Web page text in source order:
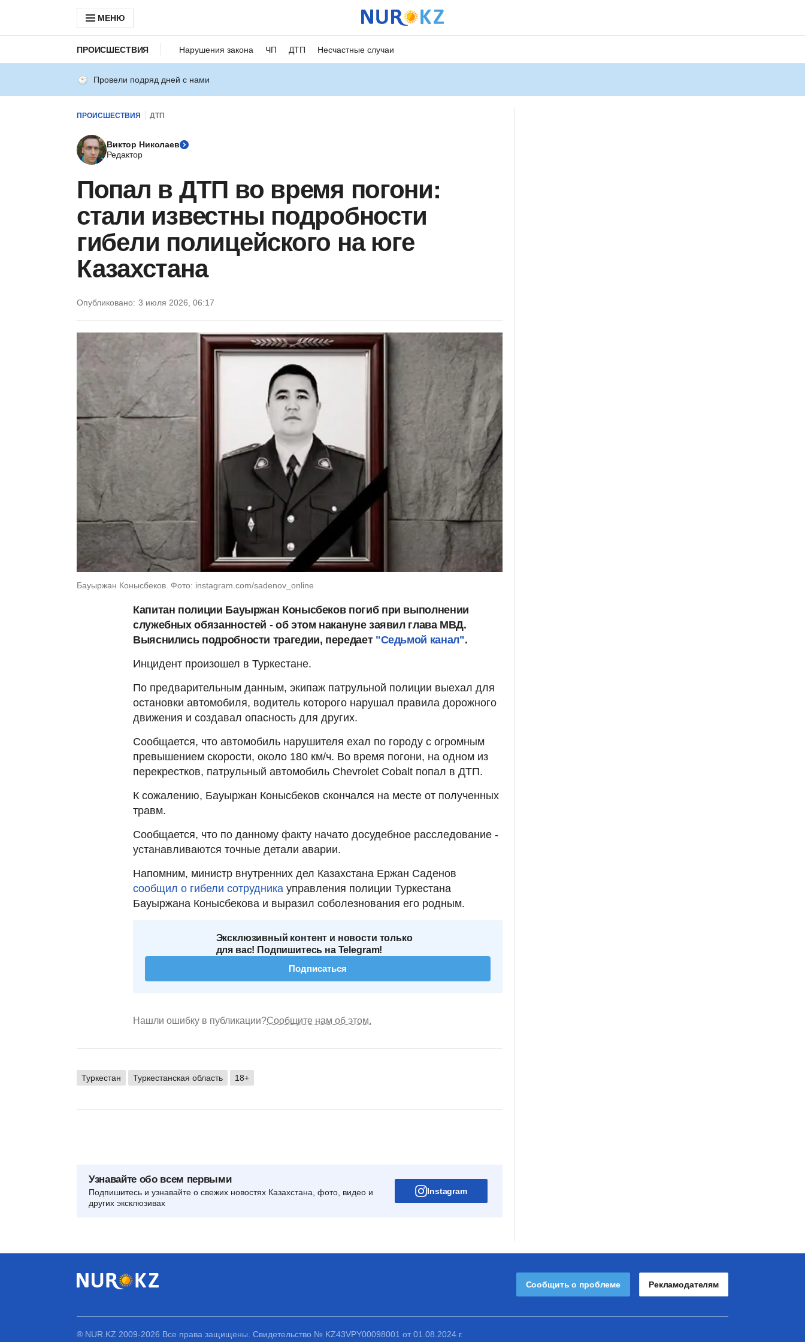
МЕНЮ
ПРОИСШЕСТВИЯ Нарушения закона ЧП ДТП Несчастные случаи
Провели подряд дней с нами
ПРОИСШЕСТВИЯ ДТП
Виктор Николаев
Редактор
Попал в ДТП во время погони:
стали известны подробности
гибели полицейского на юге
Казахстана
Опубликовано: 3 июля 2026, 06:17
Бауыржан Конысбеков. Фото: instagram.com/sadenov_online
Капитан полиции Бауыржан Конысбеков погиб при выполнении
служебных обязанностей - об этом накануне заявил глава МВД.
Выяснились подробности трагедии, передает "Седьмой канал".
Инцидент произошел в Туркестане.
По предварительным данным, экипаж патрульной полиции выехал для
остановки автомобиля, водитель которого нарушал правила дорожного
движения и создавал опасность для других.
Сообщается, что автомобиль нарушителя ехал по городу с огромным
превышением скорости, около 180 км/ч. Во время погони, на одном из
перекрестков, патрульный автомобиль Chevrolet Cobalt попал в ДТП.
К сожалению, Бауыржан Конысбеков скончался на месте от полученных
травм.
Сообщается, что по данному факту начато досудебное расследование -
устанавливаются точные детали аварии.
Напомним, министр внутренних дел Казахстана Ержан Саденов
сообщил о гибели сотрудника управления полиции Туркестана
Бауыржана Конысбекова и выразил соболезнования его родным.
Эксклюзивный контент и новости только
для вас! Подпишитесь на Telegram!
Подписаться
Нашли ошибку в публикации?Сообщите нам об этом.
Туркестан Туркестанская область 18+
Узнавайте обо всем первыми
Подпишитесь и узнавайте о свежих новостях Казахстана, фото, видео и
других эксклюзивах
Instagram
Сообщить о проблеме Рекламодателям
® NUR.KZ 2009-2026 Все права защищены. Свидетельство № KZ43VPY00098001 от 01.08.2024 г.